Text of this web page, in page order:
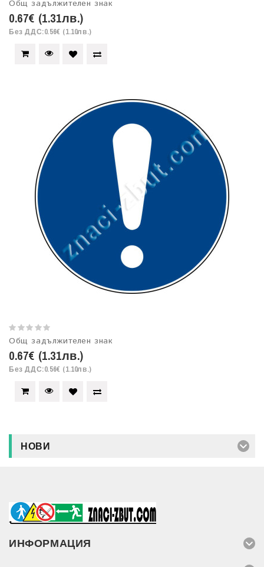
Общ задължителен знак
0.67€ (1.31лв.)
Без ДДС:0.56€ (1.10лв.)
Общ задължителен знак
0.67€ (1.31лв.)
Без ДДС:0.56€ (1.10лв.)
НОВИ
ИНФОРМАЦИЯ